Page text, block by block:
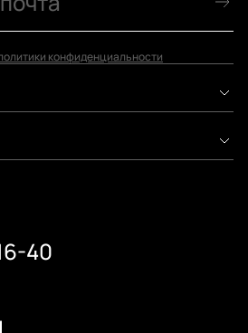
40
конфиденциальности